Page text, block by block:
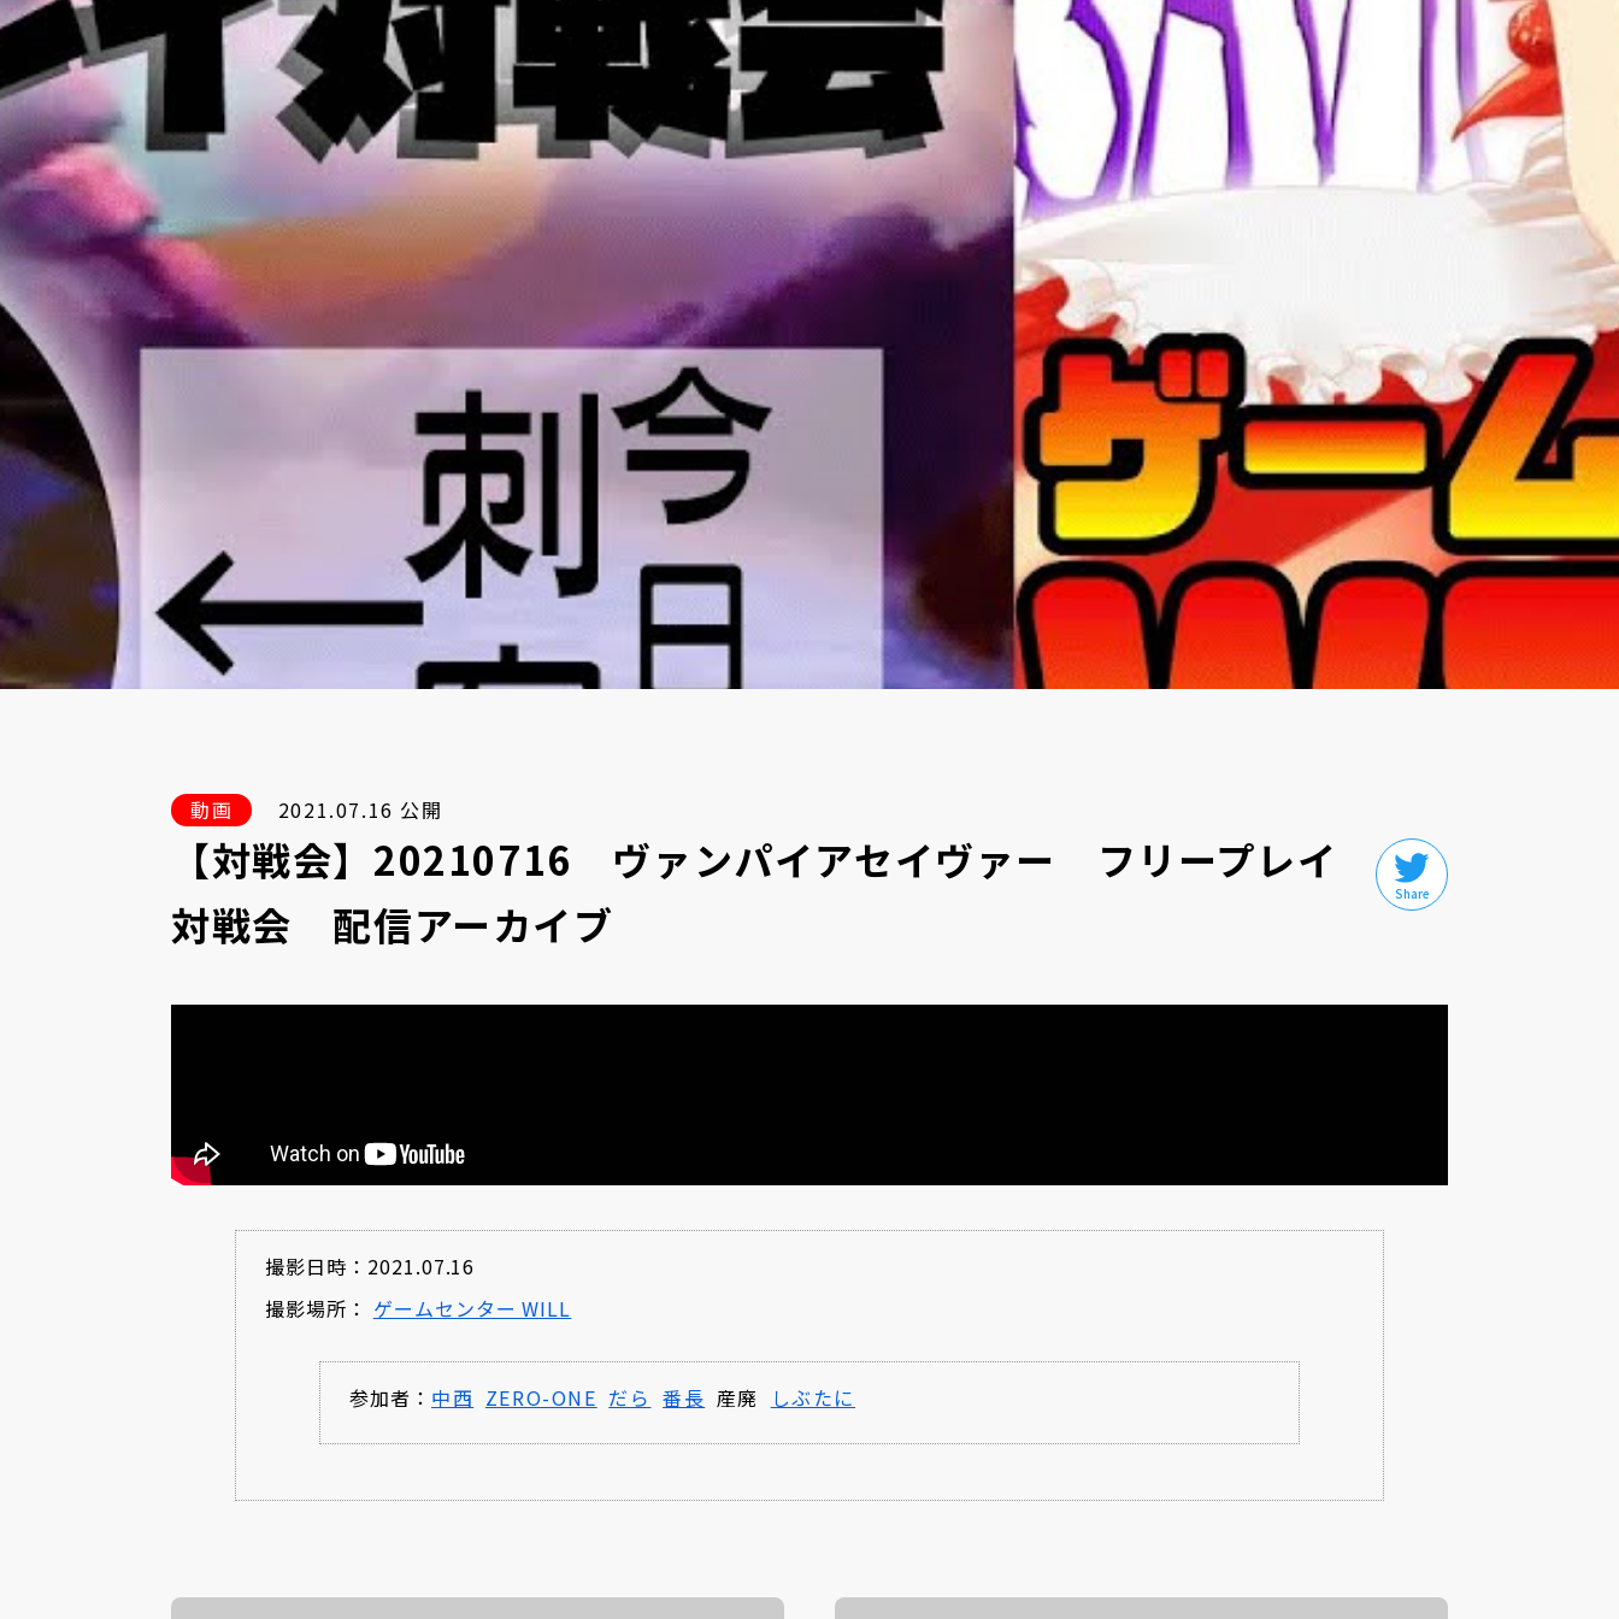
動画 2021.07.16 公開
【対戦会】20210716 ヴァンパイアセイヴァー フリープレイ
対戦会 配信アーカイブ
撮影日時：2021.07.16
撮影場所： ゲームセンター WILL
参加者： 中西 ZERO-ONE だら 番長 産廃 しぶたに